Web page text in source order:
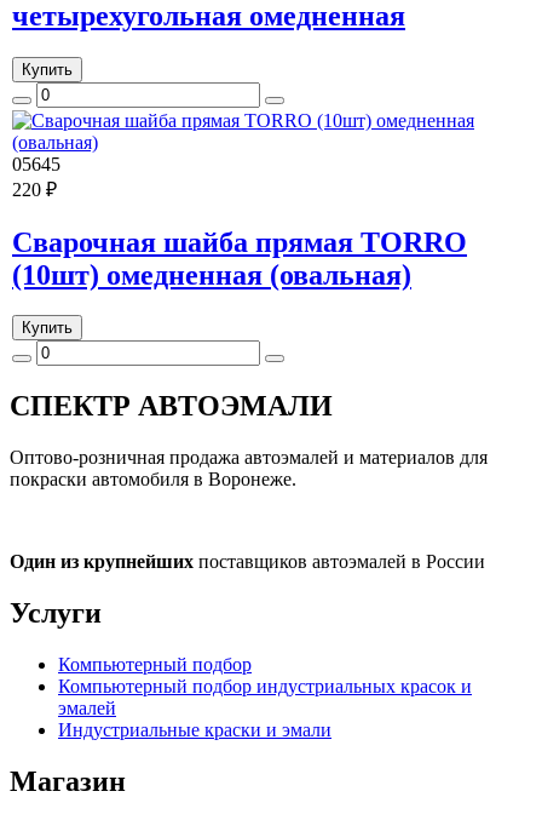
четырехугольная омедненная
Купить
05645
220 ₽
Сварочная шайба прямая TORRO
(10шт) омедненная (овальная)
Купить
СПЕКТР АВТОЭМАЛИ
Оптово-розничная продажа автоэмалей и материалов для
покраски автомобиля в Воронеже.
Один из крупнейших поставщиков автоэмалей в России
Услуги
Компьютерный подбор
Компьютерный подбор индустриальных красок и
эмалей
Индустриальные краски и эмали
Магазин